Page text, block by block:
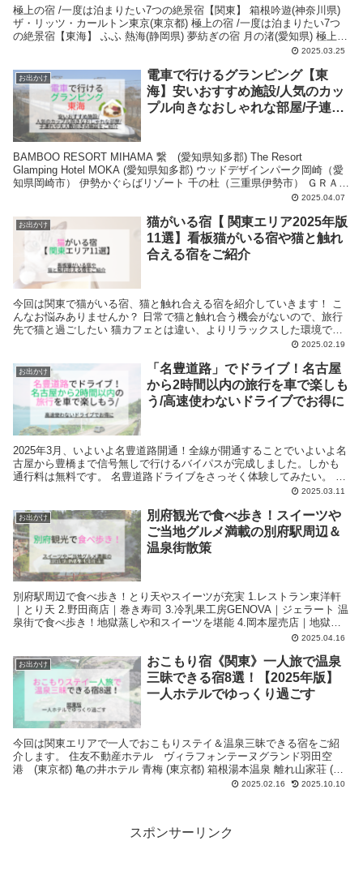
極上の宿 /一度は泊まりたい7つの絶景宿【関東】 箱根吟遊(神奈川県)
ザ・リッツ・カールトン東京(東京都) 極上の宿 /一度は泊まりたい7つ
の絶景宿【東海】 ふふ 熱海(静岡県) 夢紡ぎの宿 月の渚(愛知県) 極上の
宿 /一度は泊まりたい7つの絶景宿【関西】 グランシャリオ北斗七星１
の絶景宿【九州】 天ノ寂(熊本県)
2025.03.25
お出かけ
電車で行けるグランピング【東
海】安いおすすめ施設/人気のカッ
プル向きなおしゃれな部屋/子連れ
BAMBOO RESORT MIHAMA 繋 (愛知県知多郡) The Resort
Glamping Hotel MOKA (愛知県知多郡) ウッドデザインパーク岡崎（愛
知県岡崎市） 伊勢かぐらばリゾート 千の杜（三重県伊勢市） ＧＲＡＮ
Ｐ ＧＬＡＭＰＩＮＧ ＲＥＳＯＲＴ（グランパ グランピング リ
ＧＬＡＭＰＩＮＧ 箱根十国峠（静岡県熱海市） 奏の森リゾート フォレ
ストグランピング（静岡県伊東市） グランピング＆ヴィラ Ｌａ－ｇｏ
ｍ（ラゴム）（静岡県賀茂郡） ほしとせせらぎのぐらんぴんぐ（岐阜
県中津川市）
2025.04.07
お出かけ
猫がいる宿【 関東エリア2025年版
11選】看板猫がいる宿や猫と触れ
合える宿をご紹介
今回は関東で猫がいる宿、猫と触れ合える宿を紹介していきます！ こ
んなお悩みありませんか？ 日常で猫と触れ合う機会がないので、旅行
先で猫と過ごしたい 猫カフェとは違い、よりリラックスした環境で猫
2025.02.19
お出かけ
「名豊道路」でドライブ！名古屋
から2時間以内の旅行を車で楽しも
う/高速使わないドライブでお得に
2025年3月、いよいよ名豊道路開通！全線が開通することでいよいよ名
古屋から豊橋まで信号無しで行けるバイパスが完成しました。しかも
通行料は無料です。 名豊道路ドライブをさっそく体験してみたい。 名
豊道路を使って車で名古屋から2時間以内で行ける旅行先・観光地を知
ている 東名高速道路や下道と比べてどれくらい便利なのか これらのみ
なさんの疑問を解決し、名豊道路を使った車で名古屋から2時間以内の
旅行の目的地を提案します
2025.03.11
お出かけ
別府観光で食べ歩き！スイーツや
ご当地グルメ満載の別府駅周辺＆
温泉街散策
別府駅周辺で食べ歩き！とり天やスイーツが充実 1.レストラン東洋軒
｜とり天 2.野田商店｜巻き寿司 3.冷乳果工房GENOVA｜ジェラート 温
泉街で食べ歩き！地獄蒸しや和スイーツを堪能 4.岡本屋売店｜地獄蒸
しプリン 5.鉄輪豚まん本舗｜豚まん 6.冨士屋 一也百（はなやもも）ホ
2025.04.16
お出かけ
おこもり宿《関東》一人旅で温泉
三昧できる宿8選！【2025年版】
一人ホテルでゆっくり過ごす
今回は関東エリアで一人でおこもりステイ＆温泉三昧できる宿をご紹
介します。 住友不動産ホテル ヴィラフォンテーヌグランド羽田空
港 (東京都) 亀の井ホテル 青梅 (東京都) 箱根湯本温泉 離れ山家荘 (神
奈川県) 二百年の農家屋敷 宮本家 (埼玉県) 草津温泉 源泉・大日の湯 極
2025.02.16 2025.10.10
スポンサーリンク